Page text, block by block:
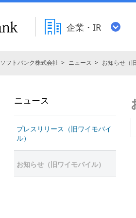
企業・IR
ソフトバンク株式会社 ニュース お知らせ（
ニュース
プレスリリース（旧ワイモバイ
ル）
お知らせ（旧ワイモバイル）